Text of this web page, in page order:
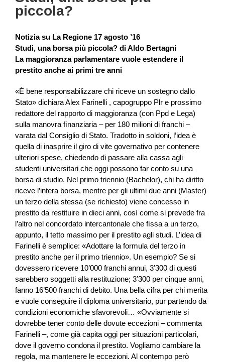
piccola?
Notizia su La Regione 17 agosto ’16
Studi, una borsa più piccola? di Aldo Bertagni
La maggioranza parlamentare vuole estendere il
prestito anche ai primi tre anni
«È bene responsabilizzare chi riceve un sostegno dallo
Stato» dichiara Alex Farinelli , capogruppo Plr e prossimo
redattore del rapporto di maggioranza (con Ppd e Lega)
sulla manovra ﬁnanziaria – per 180 milioni di franchi –
varata dal Consiglio di Stato. Tradotto in soldoni, l’idea è
quella di inasprire il giro di vite governativo per contenere
ulteriori spese, chiedendo di passare alla cassa agli
studenti universitari che oggi possono far conto su una
borsa di studio. Nel primo triennio (Bachelor), chi ha diritto
riceve l’intera borsa, mentre per gli ultimi due anni (Master)
un terzo della stessa (se richiesto) viene concesso in
prestito da restituire in dieci anni, così come si prevede fra
l’altro nel concordato intercantonale che ﬁssa a un terzo,
appunto, il tetto massimo per il prestito agli studi. L’idea di
Farinelli è semplice: «Adottare la formula del terzo in
prestito anche per il primo triennio». Un esempio? Se si
dovessero ricevere 10’000 franchi annui, 3’300 di questi
sarebbero soggetti alla restituzione; 3’300 per cinque anni,
fanno 16’500 franchi di debito. Una bella cifra per chi merita
e vuole conseguire il diploma universitario, pur partendo da
condizioni economiche sfavorevoli… «Ovviamente si
dovrebbe tener conto delle dovute eccezioni – commenta
Farinelli –, come già capita oggi per situazioni particolari,
dove il governo condona il prestito. Vogliamo cambiare la
regola, ma mantenere le eccezioni. Al contempo però